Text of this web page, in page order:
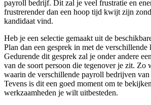
payroll bedrijf. Dit zal je veel frustratie en
frustrerender dan een hoop tijd kwijt zijn
kandidaat vind.
Heb je een selectie gemaakt uit de
Plan dan een gesprek in met de verschillende
Gedurende dit gesprek zal je onder andere
van de soort persoon die tegenover je zit. Zo
waarin de verschillende payroll bedrijven
Tevens is dit een goed moment om te
werkzaamheden je wilt uitbesteden.